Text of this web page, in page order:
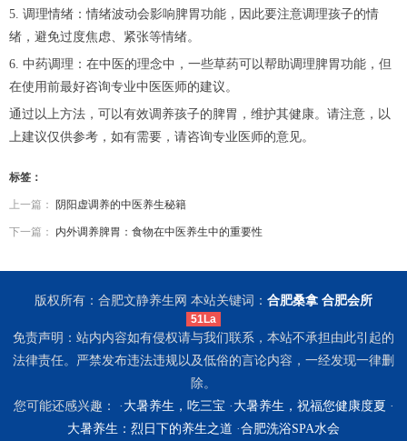
5. 调理情绪：情绪波动会影响脾胃功能，因此要注意调理孩子的情
绪，避免过度焦虑、紧张等情绪。
6. 中药调理：在中医的理念中，一些草药可以帮助调理脾胃功能，但
在使用前最好咨询专业中医医师的建议。
通过以上方法，可以有效调养孩子的脾胃，维护其健康。请注意，以
上建议仅供参考，如有需要，请咨询专业医师的意见。
标签：
上一篇： 阴阳虚调养的中医养生秘籍
下一篇： 内外调养脾胃：食物在中医养生中的重要性
版权所有：合肥文静养生网 本站关键词： 合肥桑拿 合肥会所
51La
免责声明：站内内容如有侵权请与我们联系，本站不承担由此引起的
法律责任。严禁发布违法违规以及低俗的言论内容，一经发现一律删
除。
您可能还感兴趣： · 大暑养生，吃三宝 · 大暑养生，祝福您健康度夏 ·
大暑养生：烈日下的养生之道 ·合肥洗浴SPA水会